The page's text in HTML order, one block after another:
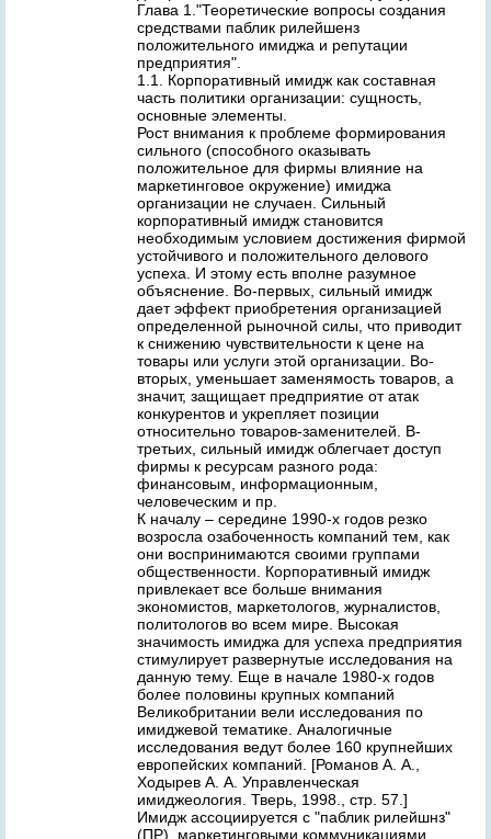
Глава 1."Теоретические вопросы создания
средствами паблик рилейшенз
положительного имиджа и репутации
предприятия".
1.1. Корпоративный имидж как составная
часть политики организации: сущность,
основные элементы.
Рост внимания к проблеме формирования
сильного (способного оказывать
положительное для фирмы влияние на
маркетинговое окружение) имиджа
организации не случаен. Сильный
корпоративный имидж становится
необходимым условием достижения фирмой
устойчивого и положительного делового
успеха. И этому есть вполне разумное
объяснение. Во-первых, сильный имидж
дает эффект приобретения организацией
определенной рыночной силы, что приводит
к снижению чувствительности к цене на
товары или услуги этой организации. Во-
вторых, уменьшает заменямость товаров, а
значит, защищает предприятие от атак
конкурентов и укрепляет позиции
относительно товаров-заменителей. В-
третьих, сильный имидж облегчает доступ
фирмы к ресурсам разного рода:
финансовым, информационным,
человеческим и пр.
К началу – середине 1990-х годов резко
возросла озабоченность компаний тем, как
они воспринимаются своими группами
общественности. Корпоративный имидж
привлекает все больше внимания
экономистов, маркетологов, журналистов,
политологов во всем мире. Высокая
значимость имиджа для успеха предприятия
стимулирует развернутые исследования на
данную тему. Еще в начале 1980-х годов
более половины крупных компаний
Великобритании вели исследования по
имиджевой тематике. Аналогичные
исследования ведут более 160 крупнейших
европейских компаний. [Романов А. А.,
Ходырев А. А. Управленческая
имиджеология. Тверь, 1998., стр. 57.]
Имидж ассоциируется с "паблик рилейшнз"
(ПР), маркетинговыми коммуникациями,